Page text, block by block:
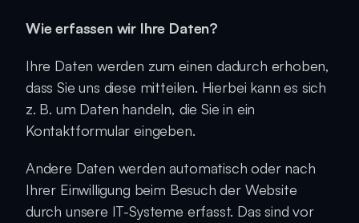
Wie erfassen wir Ihre Daten?
Ihre Daten werden zum einen dadurch erhoben,
dass Sie uns diese mitteilen. Hierbei kann es sich
z. B. um Daten handeln, die Sie in ein
Kontaktformular eingeben.
Andere Daten werden automatisch oder nach
Ihrer Einwilligung beim Besuch der Website
durch unsere IT-Systeme erfasst. Das sind vor